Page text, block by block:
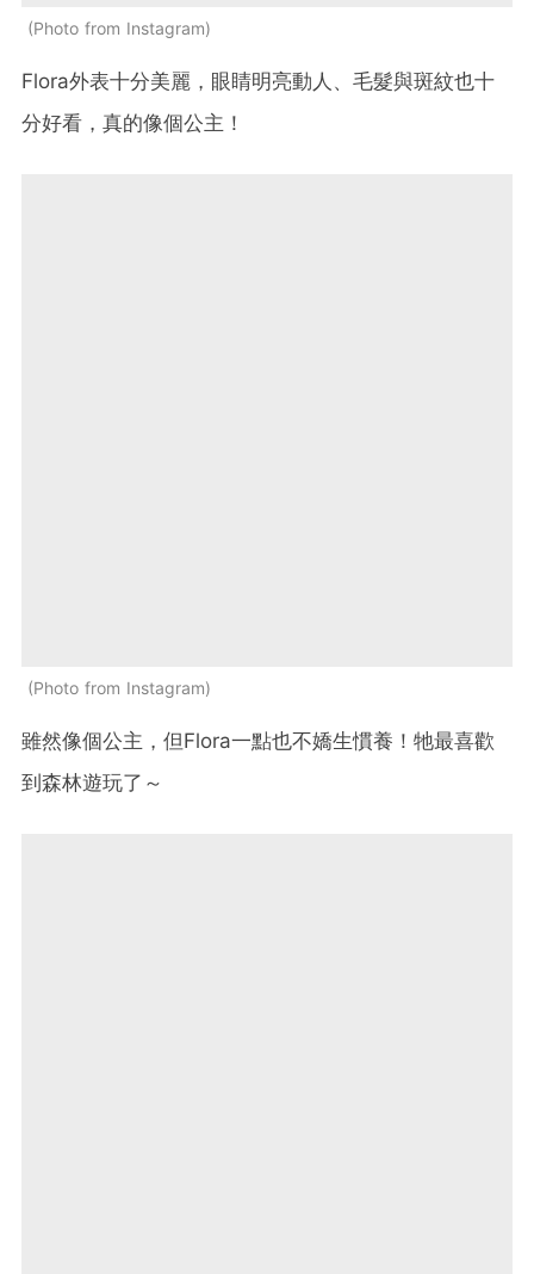
Photo from Instagram
Flora外表十分美麗，眼睛明亮動人、毛髮與斑紋也十
分好看，真的像個公主！
Photo from Instagram
雖然像個公主，但Flora一點也不嬌生慣養！牠最喜歡
到森林遊玩了～